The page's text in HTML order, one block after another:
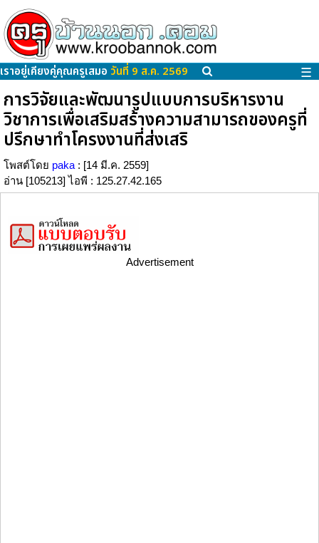
เราอยู่เคียงคู่คุณครูเสมอ วันที่ 9 ส.ค. 2569 ☰
การวิจัยและพัฒนารูปแบบการบริหารงาน
วิชาการเพื่อเสริมสร้างความสามารถของครูที่
ปรึกษาทำโครงงานที่ส่งเสริ
โพสต์โดย paka : [14 มี.ค. 2559]
อ่าน [105213] ไอพี : 125.27.42.165
Advertisement